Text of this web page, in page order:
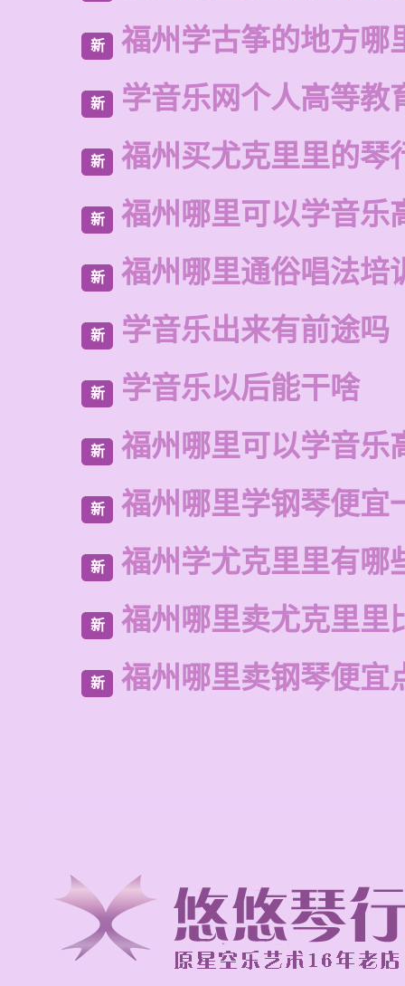
新 福州学古筝的地方哪
新 学音乐网个人高等教
新 福州买尤克里里的琴
新 福州哪里可以学音乐
新 福州哪里通俗唱法培
新 学音乐出来有前途吗
新 学音乐以后能干啥
新 福州哪里可以学音乐
新 福州哪里学钢琴便宜
新 福州学尤克里里有哪
新 福州哪里卖尤克里里
新 福州哪里卖钢琴便宜